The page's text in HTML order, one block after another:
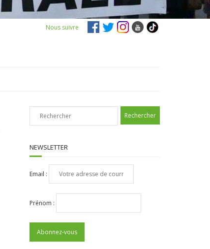
Nous suivre
NEWSLETTER
Email :
Prénom :